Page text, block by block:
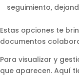
seguimiento,
Estas opciones te
documentos
Para visualizar y
que aparecen. Aquí